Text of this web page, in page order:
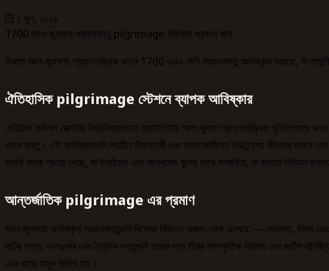
৪ জুন, ২০২৬
1700 আল-জুহফার প্রত্নবস্তু pilgrimage ইতিহাস প্রকাশ করে
মিকাত আল-জুহফায় প্রত্নতাত্ত্বিক খননে 1700 এরও বেশি প্রত্নবস্তু আবিষ্কৃত হয়েছে, যা
ঐতিহাসিক pilgrimage স্টেশনে ব্যাপক আবিষ্কার
হেরিটেজ কমিশন এক্সেটার বিশ্ববিদ্যালয়ের সহযোগিতায় আল-জুহফা প্রত্নতাত্ত্বিক
ধাতব বস্তু। এই আবিষ্কারগুলি প্রাচীন তীর্থযাত্রী এবং ভ্রমণকারীদের বৈচিত্র্যময় জীবনের
সমাধি ফলক পাওয়া গেছে, যা উমাইয়াদ এবং আব্বাসিদ যুগের সাথে সম্পর্কিত, যা বসতির বিভিন্ন
আন্তর্জাতিক pilgrimage এর প্রমাণ
আল-জুহফায় আবিষ্কৃত প্রত্নবস্তুগুলি বিশ্বের বিভিন্ন অঞ্চল থেকে এসেছে — লেভান্ত, মিসর এবং
মাটির পাত্র, অলঙ্কার এবং দৈনন্দিন বস্তুগুলি হজের পথে তীব্র সাংস্কৃতিক বিনিময় এবং জটিল
এবং ধর্মের মানুষ মিলিত হত।